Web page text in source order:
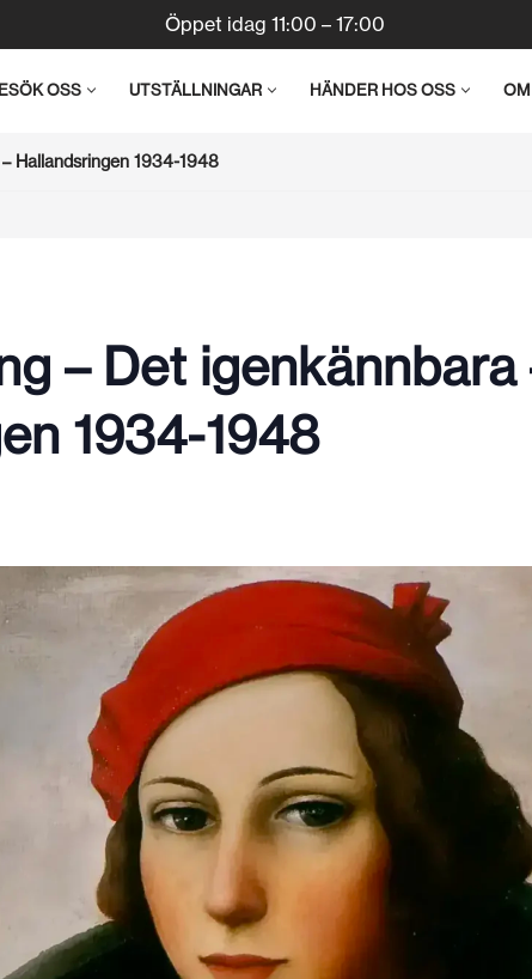
Öppet idag 11:00 – 17:00
OSS UTSTÄLLNINGAR HÄNDER HOS OSS
Hallandsringen 1934-1948
– Det igenkännbara
1934-1948